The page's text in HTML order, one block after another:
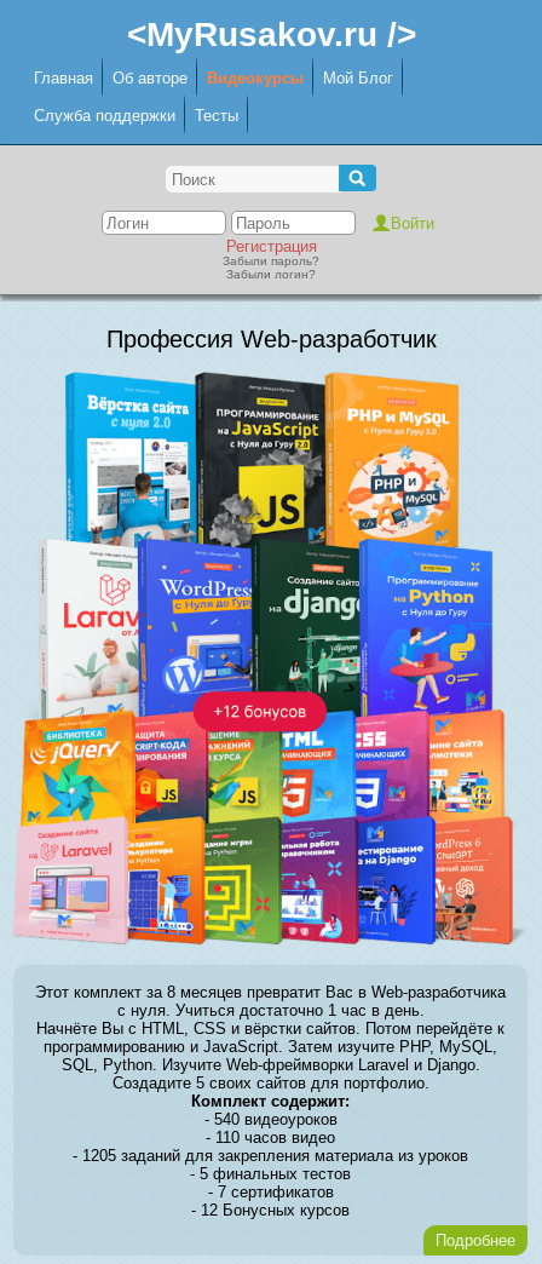
<MyRusakov.ru />
Главная Об авторе Видеокурсы Мой Блог
Служба поддержки Тесты
Регистрация
Забыли пароль?
Забыли логин?
Профессия Web-разработчик
Этот комплект за 8 месяцев превратит Вас в Web-разработчика
с нуля. Учиться достаточно 1 час в день.
Начнёте Вы с HTML, CSS и вёрстки сайтов. Потом перейдёте к
программированию и JavaScript. Затем изучите PHP, MySQL,
SQL, Python. Изучите Web-фреймворки Laravel и Django.
Создадите 5 своих сайтов для портфолио.
Комплект содержит:
- 540 видеоуроков
- 110 часов видео
- 1205 заданий для закрепления материала из уроков
- 5 финальных тестов
- 7 сертификатов
- 12 Бонусных курсов
Подробнее